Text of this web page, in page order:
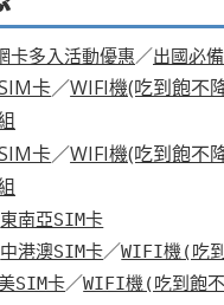
卡多入活動優惠／出國必
卡／WIFI機(吃到飽不
卡／WIFI機(吃到飽不
東南亞SIM卡
中港澳SIM卡／WIFI機(吃
SIM卡／WIFI機(吃到飽